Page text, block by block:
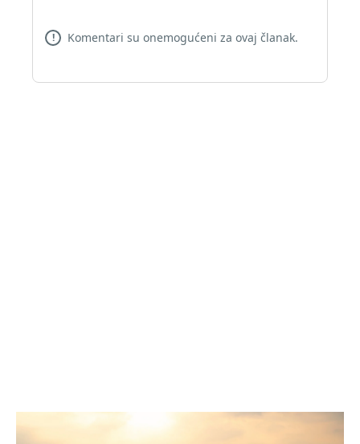
! Komentari su onemogućeni za ovaj članak.